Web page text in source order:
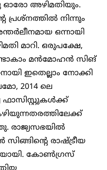
ഓരോ അഴിമതിയും.
പ്രശ്‌നത്തിൽ നിന്നും
ഒന്നായി
മാറി. ഒരുപക്ഷേ,
മൻമോഹൻ സിങ്
ഇതെല്ലാം നോക്കി
2014 ലെ
ഫാസിസ്റ്റുകൾക്ക്
രാജ്യസഭയിൽ
രാഷ്ട്രീയ
കോൺഗ്രസ്